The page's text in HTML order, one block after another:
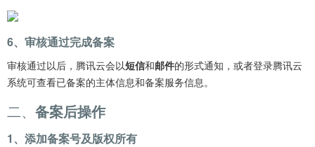
6、审核通过完成备案
审核通过以后，腾讯云会以短信和邮件的形式通知，或者登录腾讯云
系统可查看已备案的主体信息和备案服务信息。
二、 备案后操作
1、添加备案号及版权所有